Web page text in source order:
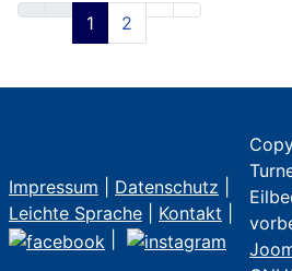
1 2
Impressum Datenschutz
Leichte Sprache
Kontakt